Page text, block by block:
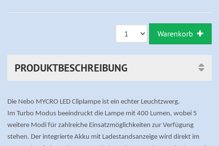
Warenkorb
PRODUKTBESCHREIBUNG
Die Nebo MYCRO LED Cliplampe ist ein echter Leuchtzwerg.
Im Turbo Modus beeindruckt die Lampe mit 400 Lumen, wobei 5
weitere Modi für zahlreiche Einsatzmöglichkeiten zur Verfügung
stehen. Der integrierte Akku mit Ladestandsanzeige wird direkt im